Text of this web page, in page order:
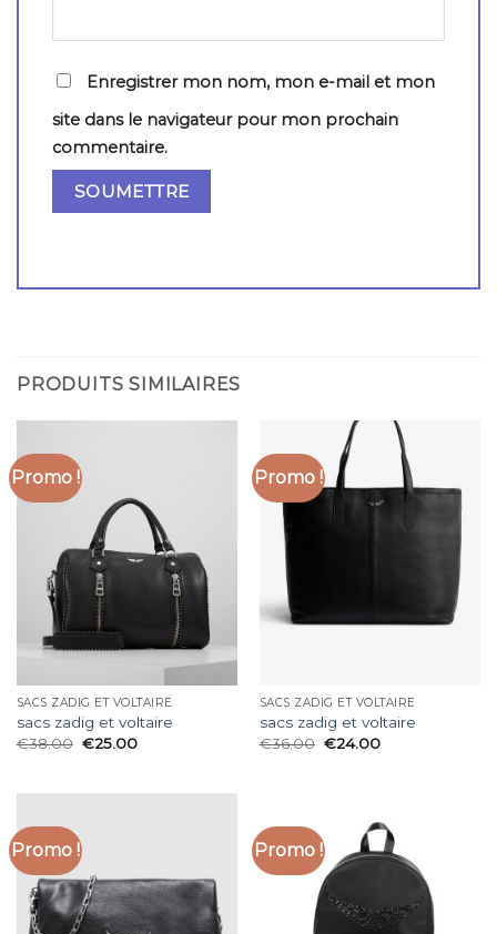
Enregistrer mon nom, mon e-mail et mon
site dans le navigateur pour mon prochain
commentaire.
PRODUITS SIMILAIRES
Promo !
SACS ZADIG ET VOLTAIRE
sacs zadig et voltaire
€38.00 €25.00
Promo !
SACS ZADIG ET VOLTAIRE
sacs zadig et voltaire
€36.00 €24.00
Promo ! Promo !